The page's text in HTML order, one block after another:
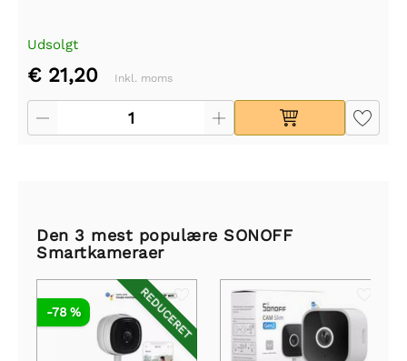
Udsolgt
€ 21,20 Inkl. moms
Den 3 mest populære SONOFF
Smartkameraer
REDUCERET
-78 %